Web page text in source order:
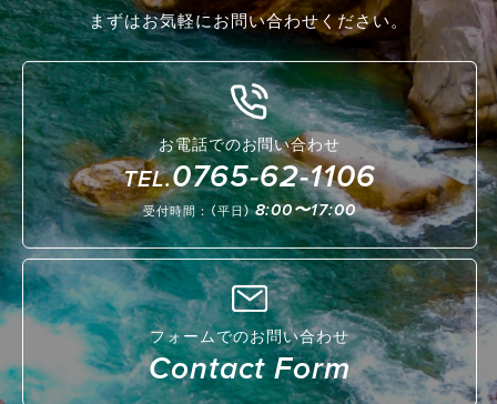
令和７年度下新川海岸ブロック製作その１工事
土木
Project 02
宇奈月温泉街 宿泊施設 館内改修工事
建築
Project 02
2023年度工事実績（ミャンマー）
フロンティア
Project 02
まずはお気軽にお問い合わせください。
お電話でのお問い合わせ
TEL.0765-62-1106
受付時間：（平日） 8:00〜17:00
フォームでのお問い合わせ
Contact Form